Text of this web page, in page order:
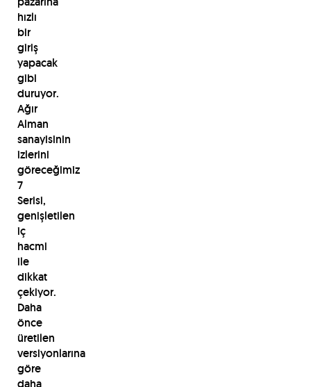
hızlı
bir
giriş
yapacak
gibi
duruyor.
Ağır
Alman
sanayisinin
izlerini
göreceğimiz
7
Serisi,
genişletilen
iç
hacmi
ile
dikkat
çekiyor.
Daha
önce
üretilen
versiyonlarına
göre
daha